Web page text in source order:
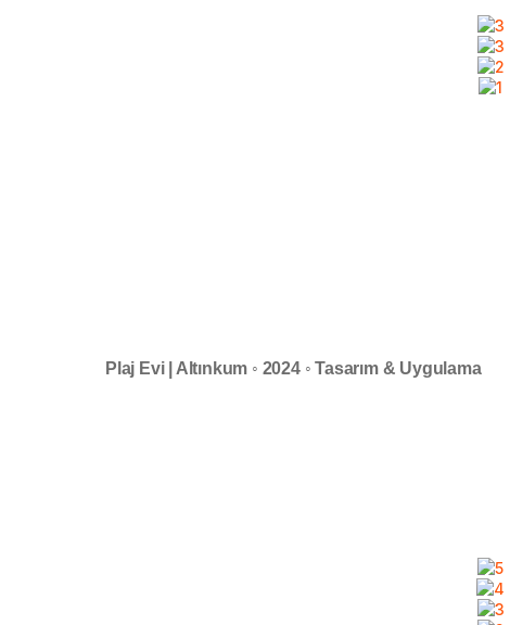
Plaj Evi | Altınkum ◦ 2024 ◦ Tasarım & Uygulama